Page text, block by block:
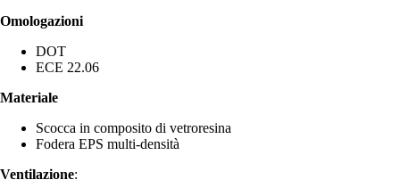
Omologazioni
DOT
ECE 22.06
Materiale
Scocca in composito di vetroresina
Fodera EPS multi-densità
Ventilazione: